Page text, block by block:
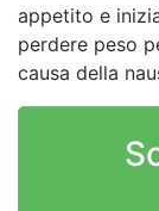
appetito e
perdere peso
causa della